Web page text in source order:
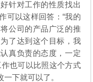
针对工作的性质找出
可以这样回答：“我的
公司的产品广泛的推
了达到这个目标，我
真负责的态度，一定
也可以比照这个方式
下就可以了。